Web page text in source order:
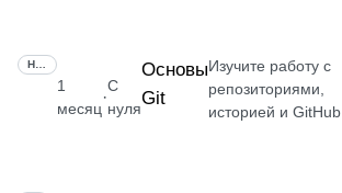
1
месяц
·
С
нуля
Основы
Git
Изучите работу с
репозиториями,
историей и GitHub